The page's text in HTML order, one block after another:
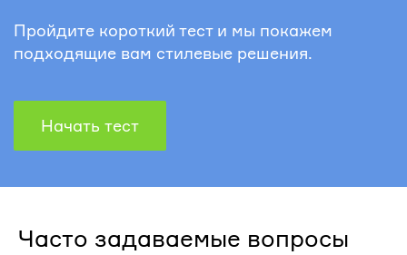
Пройдите короткий тест и мы покажем
подходящие вам стилевые решения.
Начать тест
Часто задаваемые вопросы